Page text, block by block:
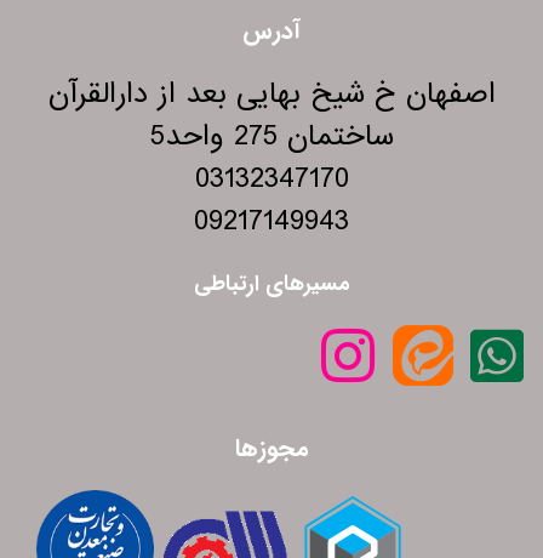
آدرس
اصفهان خ شیخ بهایی بعد از دارالقرآن
ساختمان 275 واحد5
03132347170
09217149943
مسیرهای ارتباطی
مجوزها